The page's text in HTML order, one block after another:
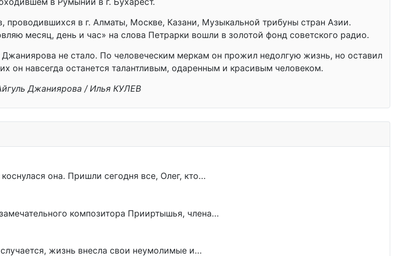
она. Пришли сегодня все, Олег, кто...
композитора Прииртышья, члена...
жизнь внесла свои неумолимые и...
проводившихся в г. Алматы, Москве, Казани, Музыкальной трибуны стран Азии.
месяц, день и час» на слова Петрарки вошли в золотой фонд советского радио.
Джаниярова не стало. По человеческим меркам он прожил недолгую жизнь, но оставил
он навсегда останется талантливым, одаренным и красивым человеком.
Джаниярова / Илья КУЛЕВ